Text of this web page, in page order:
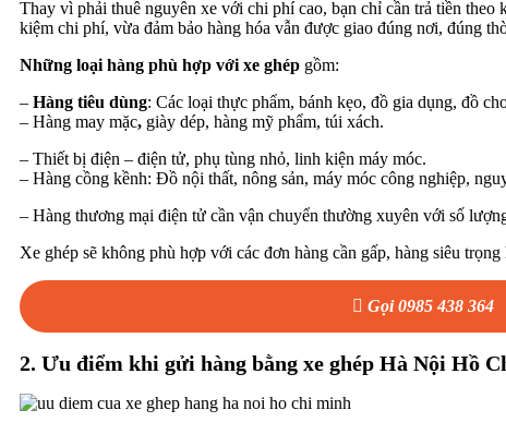
Thay vì phải thuê nguyên xe với chi phí cao, bạn chỉ cần trả tiền
kiệm chi phí, vừa đảm bảo hàng hóa vẫn được giao đúng nơi, đúng
Những loại hàng phù hợp với xe ghép gồm:
– Hàng tiêu dùng: Các loại thực phẩm, bánh kẹo, đồ gia dụng, đồ
– Hàng may mặc, giày dép, hàng mỹ phẩm, túi xách.
– Thiết bị điện – điện tử, phụ tùng nhỏ, linh kiện máy móc.
– Hàng cồng kềnh: Đồ nội thất, nông sản, máy móc công nghiệp,
– Hàng thương mại điện tử cần vận chuyển thường xuyên với số
Xe ghép sẽ không phù hợp với các đơn hàng cần gấp, hàng siêu
Gọi 0985 438 364
2. Ưu điểm khi gửi hàng bằng xe ghép Hà Nội Hồ